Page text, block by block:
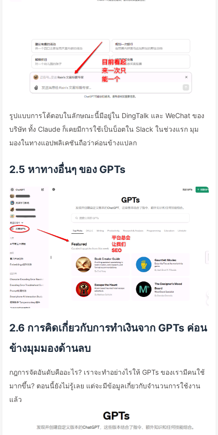
รูปแบบการโต้ตอบในลักษณะนี้มีอยู่ใน DingTalk และ WeChat ของ
บริษัท ทั้ง Claude ก็เคยมีการใช้เป็นบ็อตใน Slack ในช่วงแรก มุม
มองในทางแอปพลิเคชันถือว่าค่อนข้างแปลก
2.5 หาทางอื่นๆ ของ GPTs
2.6 การคิดเกี่ยวกับการทำเงินจาก GPTs ค่อน
ข้างมุมมองด้านลบ
กฎการจัดอันดับคืออะไร? เราจะทำอย่างไรให้ GPTs ของเรามีคนใช้
มากขึ้น? ตอนนี้ยังไม่รู้เลย แต่จะมีข้อมูลเกี่ยวกับจำนวนการใช้งาน
แล้ว